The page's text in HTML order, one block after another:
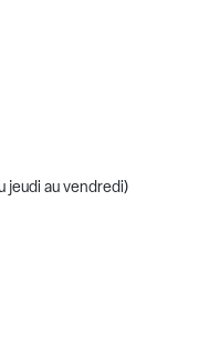
jeudi au vendredi)